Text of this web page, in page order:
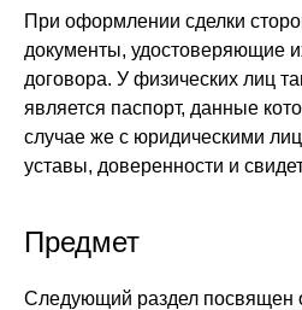
При оформлении сделки
документы, удостоверяющие
договора. У физических лиц
является паспорт, данные
случае же с юридическими
уставы, доверенности и
Предмет
Следующий раздел посвящен